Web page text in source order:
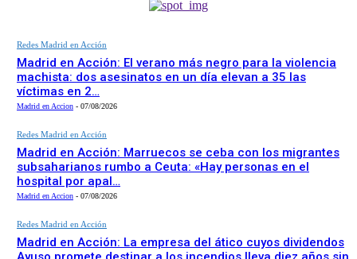
Redes Madrid en Acción
Madrid en Acción: El verano más negro para la violencia
machista: dos asesinatos en un día elevan a 35 las
víctimas en 2…
Madrid en Accion - 07/08/2026
Redes Madrid en Acción
Madrid en Acción: Marruecos se ceba con los migrantes
subsaharianos rumbo a Ceuta: «Hay personas en el
hospital por apal…
Madrid en Accion - 07/08/2026
Redes Madrid en Acción
Madrid en Acción: La empresa del ático cuyos dividendos